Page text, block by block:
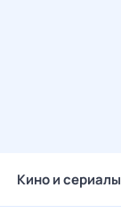
Кино и сериалы